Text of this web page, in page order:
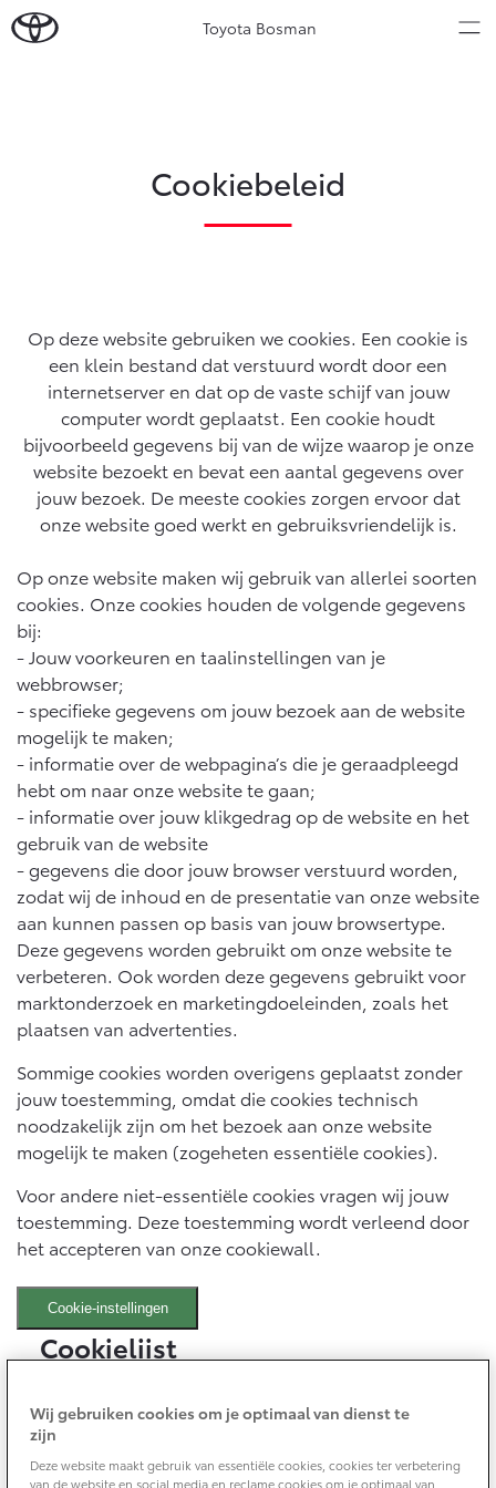
Toyota Bosman
Vacatures
Klantbeoordelingen
Vanaf € 23.750,- Vanaf € 27.195,-
Yaris Cross
HYBRIDE
Vanaf € 31.895,-
Urban Cruiser
BATTERIJ-ELEKTRISCH
Vanaf € 32.995,-
Corolla Hatchback
HYBRIDE
Vanaf € 33.495,-
Corolla Touring Sports
HYBRIDE
Vanaf € 35.495,-
Corolla Cross
HYBRIDE
Toyota C-HR
Toyota C-HR+
BATTERIJ-ELEKTRISCH
Vanaf € 37.995,-
Onderhoud
Service & Onderhoud
Werkplaatsafspraak
Onderhoud op Maat
APK
Airco check
Vakantiecheck
Hybride Zekerheid Controle
Toyota handleidingen
Toyota Service Informatie (SIL)
Schade & Garantie
Toyota Pechhulp
Schade & Glasherstel
10 jaar Toyota garantie
10 jaar batterijgarantie
Toyota fabrieksgarantie
Onderdelen & Accessoires
Onderdelen
Accessoires
Banden
Connected
Connected Services
MyToyota login
Abonnementen
Multimedia
Connected check
Diensten
Private Lease
Wat is Private Lease?
Bereken je maandbedrag
Private Lease voor ZZP
Financieren
Toyota Betaalplan
Oplaadservice
Thuislaadpakketten
Laadpas
Energie en slim laden
Toyota Autoverzekering
Toyota Hybride Autoverzekering
Zakelijk
Zakelijk
Toyota voor de zaak
Leaserijder
ZZP
Wagenparkbeheer
Leasen
Financial Lease
Operational Lease
Bedrijfswagens
Financieren of leasen
Verzekeren
Werkplaatsafspraak maken
Contact en Route
Schade melden
Plan een proefrit
Vraag een brochure aan
Bekijk de verwachte modellen
Cookiebeleid
Op deze website gebruiken we cookies. Een cookie is
een klein bestand dat verstuurd wordt door een
internetserver en dat op de vaste schijf van jouw
computer wordt geplaatst. Een cookie houdt
bijvoorbeeld gegevens bij van de wijze waarop je onze
website bezoekt en bevat een aantal gegevens over
jouw bezoek. De meeste cookies zorgen ervoor dat
onze website goed werkt en gebruiksvriendelijk is.
Op onze website maken wij gebruik van allerlei soorten
cookies. Onze cookies houden de volgende gegevens
bij:
- Jouw voorkeuren en taalinstellingen van je
webbrowser;
- specifieke gegevens om jouw bezoek aan de website
mogelijk te maken;
- informatie over de webpagina’s die je geraadpleegd
hebt om naar onze website te gaan;
- informatie over jouw klikgedrag op de website en het
gebruik van de website
- gegevens die door jouw browser verstuurd worden,
zodat wij de inhoud en de presentatie van onze website
aan kunnen passen op basis van jouw browsertype.
Deze gegevens worden gebruikt om onze website te
verbeteren. Ook worden deze gegevens gebruikt voor
marktonderzoek en marketingdoeleinden, zoals het
plaatsen van advertenties.
Sommige cookies worden overigens geplaatst zonder
jouw toestemming, omdat die cookies technisch
noodzakelijk zijn om het bezoek aan onze website
mogelijk te maken (zogeheten essentiële cookies).
Voor andere niet-essentiële cookies vragen wij jouw
toestemming. Deze toestemming wordt verleend door
het accepteren van onze cookiewall.
Cookie-instellingen
Cookielijst
Een cookie is een klein tekstbestandje met gegevens
dat een website (wanneer een gebruiker deze bezoekt)
over u, zoals uw taalvoorkeur of inloginformatie, te
Wij gebruiken cookies om je optimaal van dienst te
zijn
Deze website maakt gebruik van essentiële cookies, cookies ter verbetering
van de website en social media en reclame cookies om je optimaal van